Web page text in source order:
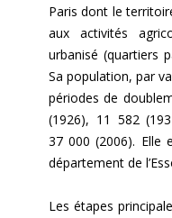
Paris dont le
aux activités
urbanisé (quartiers
Sa population, par
périodes de
(1926), 11 582
37 000 (2006). Elle
département de
Les étapes